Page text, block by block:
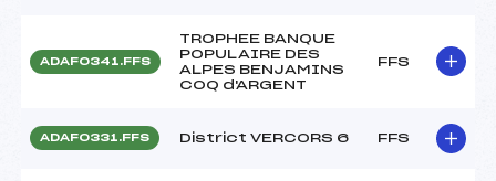
ADAF0341.FFS
TROPHEE BANQUE
POPULAIRE DES
ALPES BENJAMINS
COQ d'ARGENT
FFS
ADAF0331.FFS District VERCORS 6 FFS